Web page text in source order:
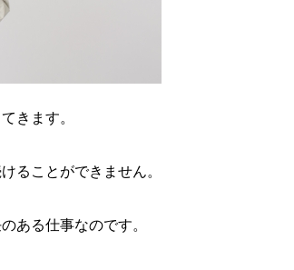
きます。
ることができません。
ある仕事なのです。